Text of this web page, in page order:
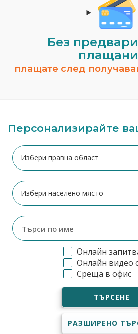
Без
плащате след
Персонализирайте
Онлайн
Онлайн видео
Среща в офис
ТЪРСЕНЕ
РАЗШИРЕНО